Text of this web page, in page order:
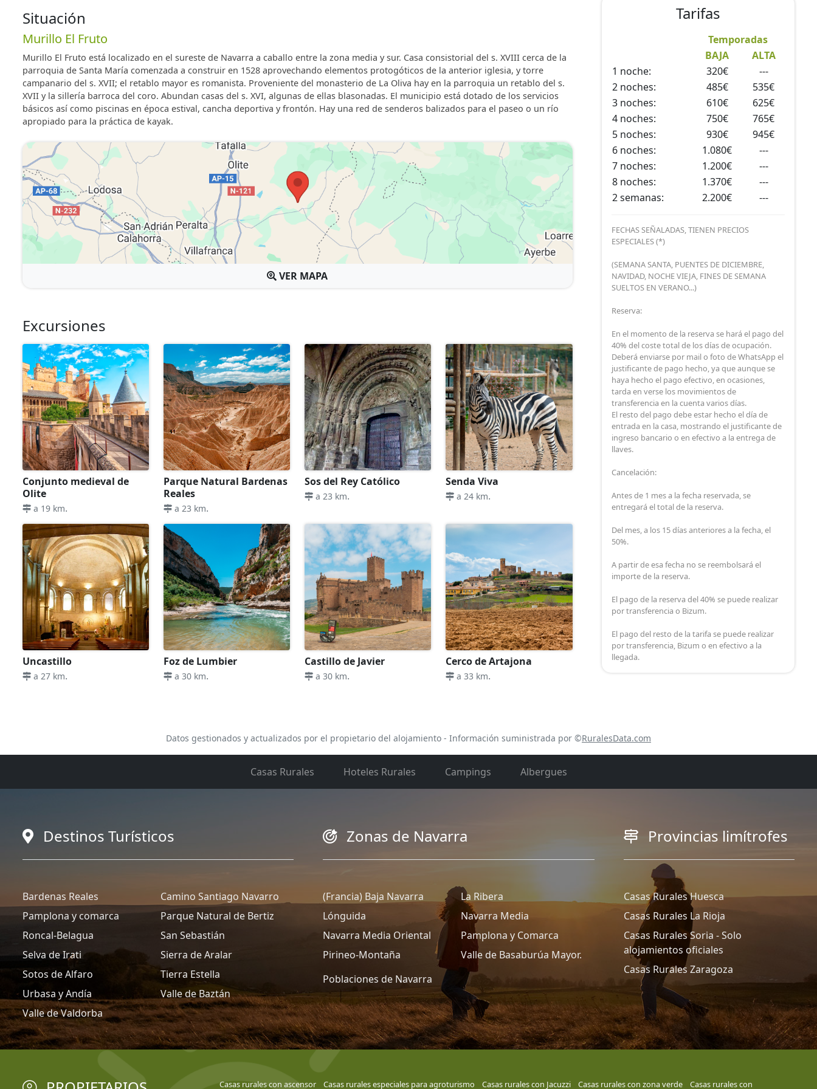
número de ellas. Además, ponemos a su disposición bebederos, comederos y bolsas para recoger sus necesidades…
Situación
Murillo El Fruto
Murillo El Fruto está localizado en el sureste de Navarra a caballo entre la zona media y sur. Casa consistorial del s. XVIII cerca de la
parroquia de Santa María comenzada a construir en 1528 aprovechando elementos protogóticos de la anterior iglesia, y torre
campanario del s. XVII; el retablo mayor es romanista. Proveniente del monasterio de La Oliva hay en la parroquia un retablo del s.
XVII y la sillería barroca del coro. Abundan casas del s. XVI, algunas de ellas blasonadas. El municipio está dotado de los servicios
básicos así como piscinas en época estival, cancha deportiva y frontón. Hay una red de senderos balizados para el paseo o un río
apropiado para la práctica de kayak.
VER MAPA
Excursiones
Conjunto medieval de
Olite
a 19 km.
Parque Natural Bardenas
Reales
a 23 km.
Sos del Rey Católico
a 23 km.
Senda Viva
a 24 km.
Uncastillo
a 27 km.
Foz de Lumbier
a 30 km.
Castillo de Javier
a 30 km.
Cerco de Artajona
a 33 km.
Tarifas
Temporadas
BAJA
ALTA
1 noche:
320€
---
2 noches:
485€
535€
3 noches:
610€
625€
4 noches:
750€
765€
5 noches:
930€
945€
6 noches:
1.080€
---
7 noches:
1.200€
---
8 noches:
1.370€
---
2 semanas:
2.200€ ---
FECHAS SEÑALADAS, TIENEN PRECIOS
ESPECIALES (*)
(SEMANA SANTA, PUENTES DE DICIEMBRE,
NAVIDAD, NOCHE VIEJA, FINES DE SEMANA
SUELTOS EN VERANO...)
Reserva:
En el momento de la reserva se hará el pago del
40% del coste total de los días de ocupación.
Deberá enviarse por mail o foto de WhatsApp el
justificante de pago hecho, ya que aunque se
haya hecho el pago efectivo, en ocasiones,
tarda en verse los movimientos de
transferencia en la cuenta varios días.
El resto del pago debe estar hecho el día de
entrada en la casa, mostrando el justificante de
ingreso bancario o en efectivo a la entrega de
llaves.
Cancelación:
Antes de 1 mes a la fecha reservada, se
entregará el total de la reserva.
Del mes, a los 15 días anteriores a la fecha, el
50%.
A partir de esa fecha no se reembolsará el
importe de la reserva.
El pago de la reserva del 40% se puede realizar
por transferencia o Bizum.
El pago del resto de la tarifa se puede realizar
por transferencia, Bizum o en efectivo a la
llegada.
Datos gestionados y actualizados por el propietario del alojamiento - Información suministrada por ©RuralesData.com
Casas Rurales Hoteles Rurales Campings Albergues
Destinos Turísticos
Bardenas Reales
Camino Santiago Navarro
Pamplona y comarca
Parque Natural de Bertiz
Roncal-Belagua
San Sebastián
Selva de Irati
Sierra de Aralar
Sotos de Alfaro
Tierra Estella
Urbasa y Andía
Valle de Baztán
Valle de Valdorba
Zonas de Navarra
(Francia) Baja Navarra
La Ribera
Lónguida
Navarra Media
Navarra Media Oriental
Pamplona y Comarca
Pirineo-Montaña
Valle de Basaburúa Mayor.
Poblaciones de Navarra
Provincias limítrofes
Casas Rurales Huesca
Casas Rurales La Rioja
Casas Rurales Soria - Solo
alojamientos oficiales
Casas Rurales Zaragoza
Casas rurales con ascensor Casas rurales especiales para agroturismo Casas rurales con Jacuzzi Casas rurales con zona verde
Casas rurales con